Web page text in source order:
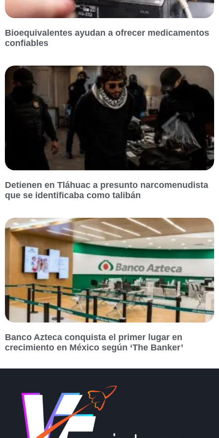
Bioequivalentes ayudan a ofrecer medicamentos
confiables
Detienen en Tláhuac a presunto narcomenudista
que se identificaba como talibán
Banco Azteca conquista el primer lugar en
crecimiento en México según ‘The Banker’